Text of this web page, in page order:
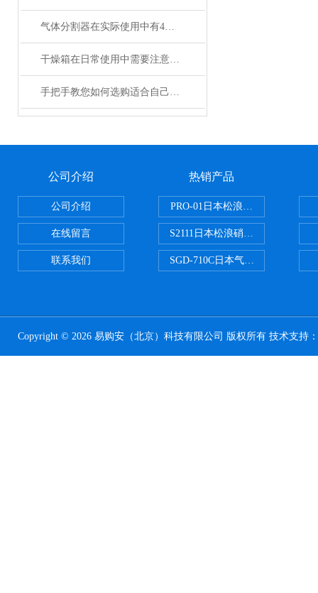
气体分割器在实际使用中有4大特性
干燥箱在日常使用中需要注意哪些事项？
手把手教您如何选购适合自己的日本加热板？
公司介绍
公司介绍
在线留言
联系我们
热销产品
PRO-01日本松浪硝子玻璃制品载
S2111日本松浪硝子载玻片
SGD-710C日本气体分割器
Copyright © 2026 易购安（北京）科技有限公司 版权所有 技术支持：